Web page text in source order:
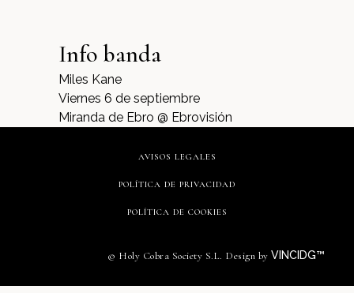
Info banda
Miles Kane
Viernes 6 de septiembre
Miranda de Ebro @ Ebrovisión
AVISOS LEGALES
POLÍTICA DE PRIVACIDAD
POLÍTICA DE COOKIES
© Holy Cobra Society S.L. Design by VINCIDG™